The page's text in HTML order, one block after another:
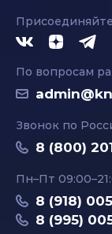
По вопросам
Звонок по
8 (800)
Пн–Пт
8 (918)
8 (995)